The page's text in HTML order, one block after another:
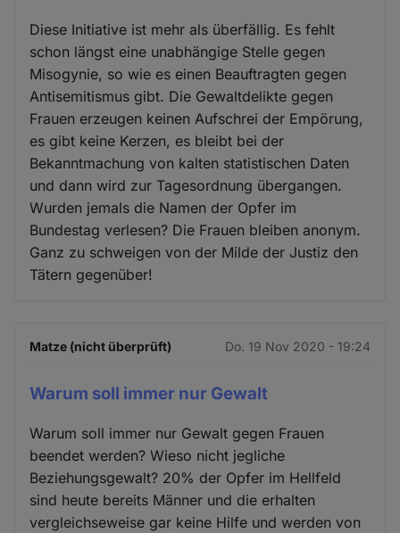
Diese Initiative ist mehr als überfällig. Es fehlt
schon längst eine unabhängige Stelle gegen
Misogynie, so wie es einen Beauftragten gegen
Antisemitismus gibt. Die Gewaltdelikte gegen
Frauen erzeugen keinen Aufschrei der Empörung,
es gibt keine Kerzen, es bleibt bei der
Bekanntmachung von kalten statistischen Daten
und dann wird zur Tagesordnung übergangen.
Wurden jemals die Namen der Opfer im
Bundestag verlesen? Die Frauen bleiben anonym.
Ganz zu schweigen von der Milde der Justiz den
Tätern gegenüber!
Matze (nicht überprüft) Do. 19 Nov 2020 - 19:24
Warum soll immer nur Gewalt
Warum soll immer nur Gewalt gegen Frauen
beendet werden? Wieso nicht jegliche
Beziehungsgewalt? 20% der Opfer im Hellfeld
sind heute bereits Männer und die erhalten
vergleichseweise gar keine Hilfe und werden von